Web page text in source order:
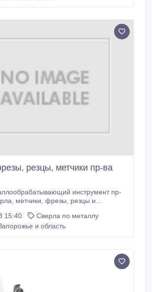
резцы, метчики пр-ва
инструмент пр-
метчики, фрезы, резцы и
15:40
Сверла по металлу
и область